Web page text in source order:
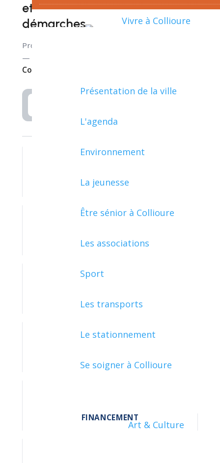
Vivre à Collioure
Présentation de la ville
L'agenda
Environnement
La jeunesse
Être sénior à Collioure
Les associations
Sport
Les transports
Le stationnement
Se soigner à Collioure
Art & Culture
et
démarches
Professionnels
—
Collioure
BAUX
COMPTABILITÉ - FACTURATION
DIFFICULTÉS FINANCIÈRES
ENVIRONNEMENT
FINANCEMENT